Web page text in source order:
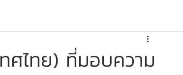
ศไทย) ที่มอบความ